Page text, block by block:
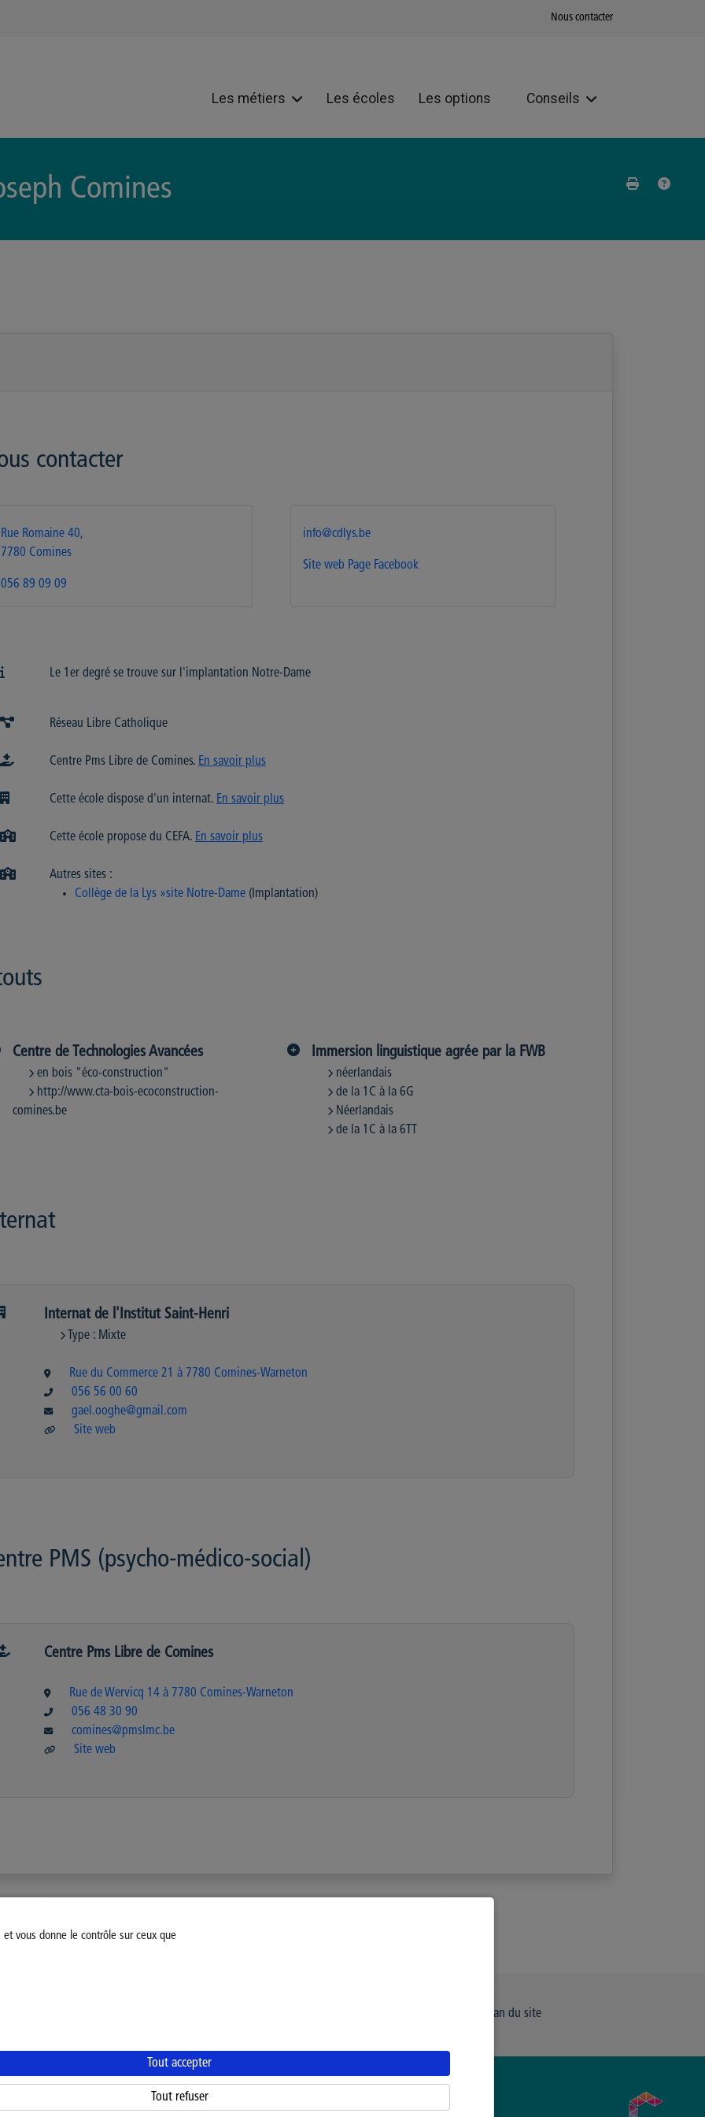
vous donne le contrôle sur ceux que
Tout accepter
Tout refuser
Nous contacter
Les métiers Les écoles Les options Conseils
Comines
contacter
Rue Romaine 40,
7780 Comines
056 89 09 09
info@cdlys.be
Site web Page Facebook
Le 1er degré se trouve sur l'implantation Notre-Dame
Réseau Libre Catholique
Centre Pms Libre de Comines. En savoir plus
Cette école dispose d'un internat. En savoir plus
Cette école propose du CEFA. En savoir plus
Autres sites :
Collège de la Lys »site Notre-Dame(Implantation)
Centre de Technologies Avancées
en bois "éco-construction"
http://www.cta-bois-ecoconstruction-
comines.be
Immersion linguistique agrée par la FWB
néerlandais
de la 1C à la 6G
Néerlandais
de la 1C à la 6TT
Internat de l'Institut Saint-Henri
Type : Mixte
Rue du Commerce 21 à 7780 Comines-Warneton
056 56 00 60
gael.ooghe@gmail.com
Site web
PMS (psycho-médico-social)
Centre Pms Libre de Comines
Rue de Wervicq 14 à 7780 Comines-Warneton
056 48 30 90
comines@pmslmc.be
Site web
Plan du site